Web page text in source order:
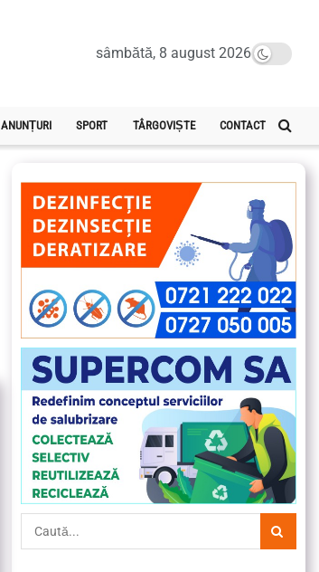
sâmbătă, 8 august 2026
ANUNȚURI SPORT TÂRGOVIȘTE CONTACT